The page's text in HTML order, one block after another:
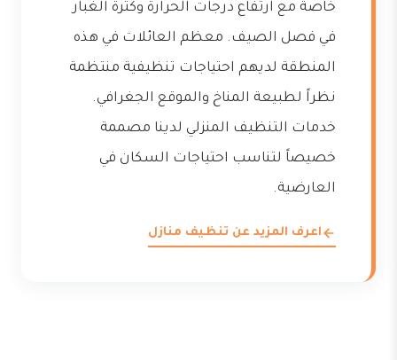
خاصة مع ارتفاع درجات الحرارة وكثرة الغبار
في فصل الصيف. معظم العائلات في هذه
المنطقة لديهم احتياجات تنظيفية منتظمة
نظراً لطبيعة المناخ والموقع الجغرافي.
خدمات التنظيف المنزلي لدينا مصممة
خصيصاً لتناسب احتياجات السكان في
العارضية.
اعرف المزيد عن تنظيف منازل